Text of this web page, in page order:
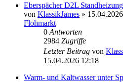
Eberspächer D2L
von KlassikJames »
Flohmarkt
0 Antworten
2984 Zugriffe
Letzter Beitrag von
15.04.2026 12:18
Warm- und Kaltwasser unter